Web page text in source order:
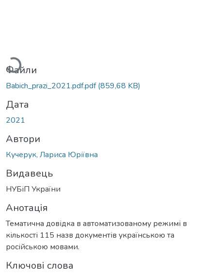
Файли
Babich_prazi_2021.pdf.pdf(859,68 KB)
Дата
2021
Автори
Кучерук, Лариса Юріївна
Видавець
НУБіП України
Анотація
Тематична довідка в автоматизованому режимі в
кількості 115 назв документів українською та
російською мовами.
Ключові слова